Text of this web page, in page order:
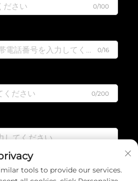
0/100
0/16
0/200
0/1000
tools to provide our services.